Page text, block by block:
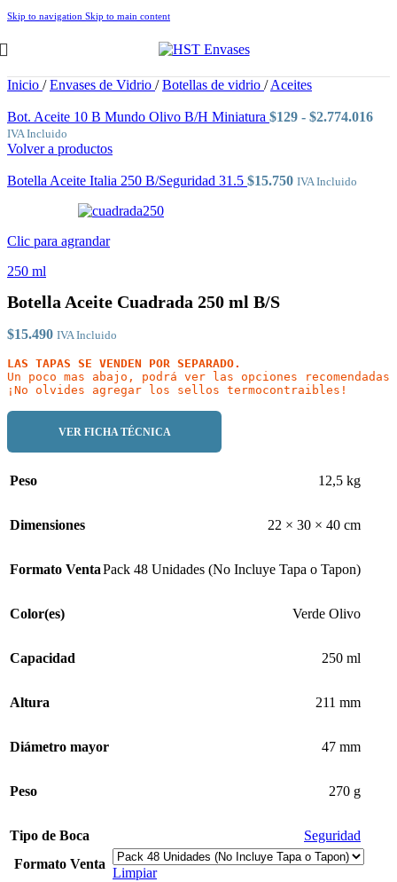
Skip to navigation Skip to main content
Inicio / Envases de Vidrio / Botellas de vidrio / Aceites
Bot. Aceite 10 B Mundo Olivo B/H Miniatura $129 - $2.774.016
IVA Incluido
Volver a productos
Botella Aceite Italia 250 B/Seguridad 31.5 $15.750 IVA Incluido
Clic para agrandar
250 ml
Botella Aceite Cuadrada 250 ml B/S
$15.490 IVA Incluido
LAS TAPAS SE VENDEN POR SEPARADO.
Un poco mas abajo, podrá ver las opciones recomendadas
¡No olvides agregar los sellos termocontraibles!
VER FICHA TÉCNICA
Peso 12,5 kg
Dimensiones 22 × 30 × 40 cm
Formato VentaPack 48 Unidades (No Incluye Tapa o Tapon)
Color(es) Verde Olivo
Capacidad 250 ml
Altura 211 mm
Diámetro mayor 47 mm
Peso 270 g
Tipo de Boca
Seguridad
Formato Venta
Limpiar